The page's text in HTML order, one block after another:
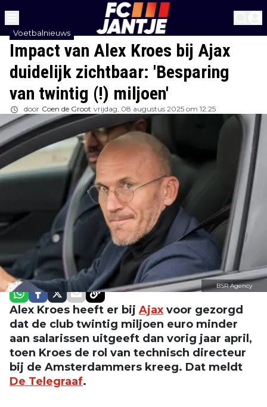
Impact van Alex Kroes bij Ajax
duidelijk zichtbaar: 'Besparing
van twintig (!) miljoen'
Voetbalnieuws
door Coen de Groot vrijdag, 08 augustus 2025 om 12:25
BSR Agency
Alex Kroes heeft er bij Ajax voor gezorgd
dat de club twintig miljoen euro minder
aan salarissen uitgeeft dan vorig jaar april,
toen Kroes de rol van technisch directeur
bij de Amsterdammers kreeg. Dat meldt
De Telegraaf.